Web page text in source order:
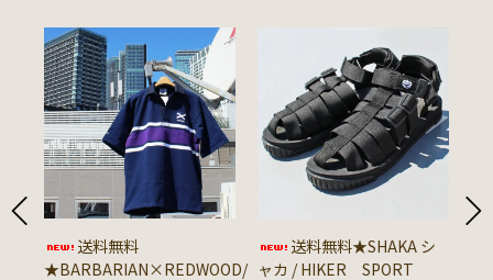
送料無料
★BARBARIAN×REDWOOD/
送料無料★SHAKA シ
ャカ / HIKER SPORT